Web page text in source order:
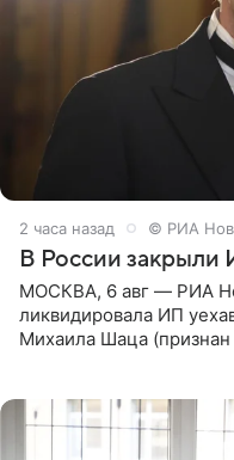
2 часа назад © РИА
В России
МОСКВА, 6 авг — РИА
ликвидировала ИП
Михаила Шаца